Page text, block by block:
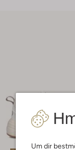
Um dir